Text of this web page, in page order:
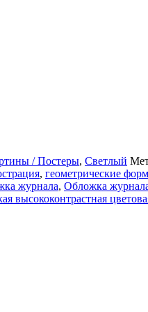
/ Постеры, Светлый
, геометрические
журнала, Обложка
высококонтрастная